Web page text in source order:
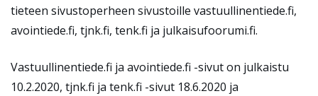
tieteen sivustoperheen sivustoille vastuullinentiede.fi,
avointiede.fi, tjnk.fi, tenk.fi ja julkaisufoorumi.fi.
Vastuullinentiede.fi ja avointiede.fi -sivut on julkaistu
10.2.2020, tjnk.fi ja tenk.fi -sivut 18.6.2020 ja